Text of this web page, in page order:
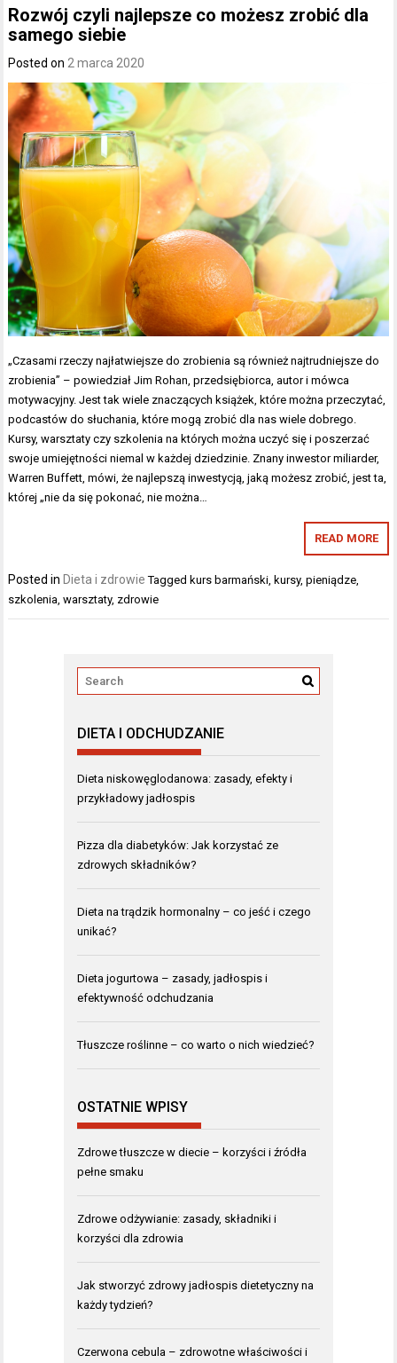
Rozwój czyli najlepsze co możesz zrobić dla
samego siebie
Posted on 2 marca 2020
„Czasami rzeczy najłatwiejsze do zrobienia są również najtrudniejsze do
zrobienia” – powiedział Jim Rohan, przedsiębiorca, autor i mówca
motywacyjny. Jest tak wiele znaczących książek, które można przeczytać,
podcastów do słuchania, które mogą zrobić dla nas wiele dobrego.
Kursy, warsztaty czy szkolenia na których można uczyć się i poszerzać
swoje umiejętności niemal w każdej dziedzinie. Znany inwestor miliarder,
Warren Buffett, mówi, że najlepszą inwestycją, jaką możesz zrobić, jest ta,
której „nie da się pokonać, nie można…
READ MORE
Posted in Dieta i zdrowie Taggedkurs barmański ,kursy,pieniądze
szkolenia ,warsztaty, zdrowie
DIETA I ODCHUDZANIE
Dieta niskowęglodanowa: zasady, efekty i
przykładowy jadłospis
Pizza dla diabetyków: Jak korzystać ze
zdrowych składników?
Dieta na trądzik hormonalny – co jeść i czego
unikać?
Dieta jogurtowa – zasady, jadłospis i
efektywność odchudzania
Tłuszcze roślinne – co warto o nich wiedzieć?
OSTATNIE WPISY
Zdrowe tłuszcze w diecie – korzyści i źródła
pełne smaku
Zdrowe odżywianie: zasady, składniki i
korzyści dla zdrowia
Jak stworzyć zdrowy jadłospis dietetyczny na
każdy tydzień?
Czerwona cebula – zdrowotne właściwości i